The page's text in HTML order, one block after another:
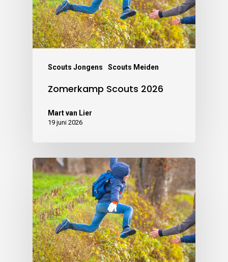
Scouts Jongens Scouts Meiden
Zomerkamp Scouts 2026
Mart van Lier
19 juni 2026